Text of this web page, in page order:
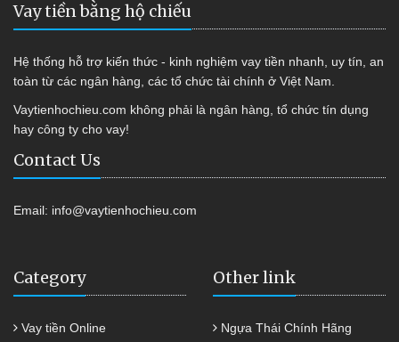
Vay tiền bằng hộ chiếu
Hệ thống hỗ trợ kiến thức - kinh nghiệm vay tiền nhanh, uy tín, an
toàn từ các ngân hàng, các tổ chức tài chính ở Việt Nam.
Vaytienhochieu.com không phải là ngân hàng, tổ chức tín dụng
hay công ty cho vay!
Contact Us
Email: info@vaytienhochieu.com
Category
Vay tiền Online
Other link
Ngựa Thái Chính Hãng